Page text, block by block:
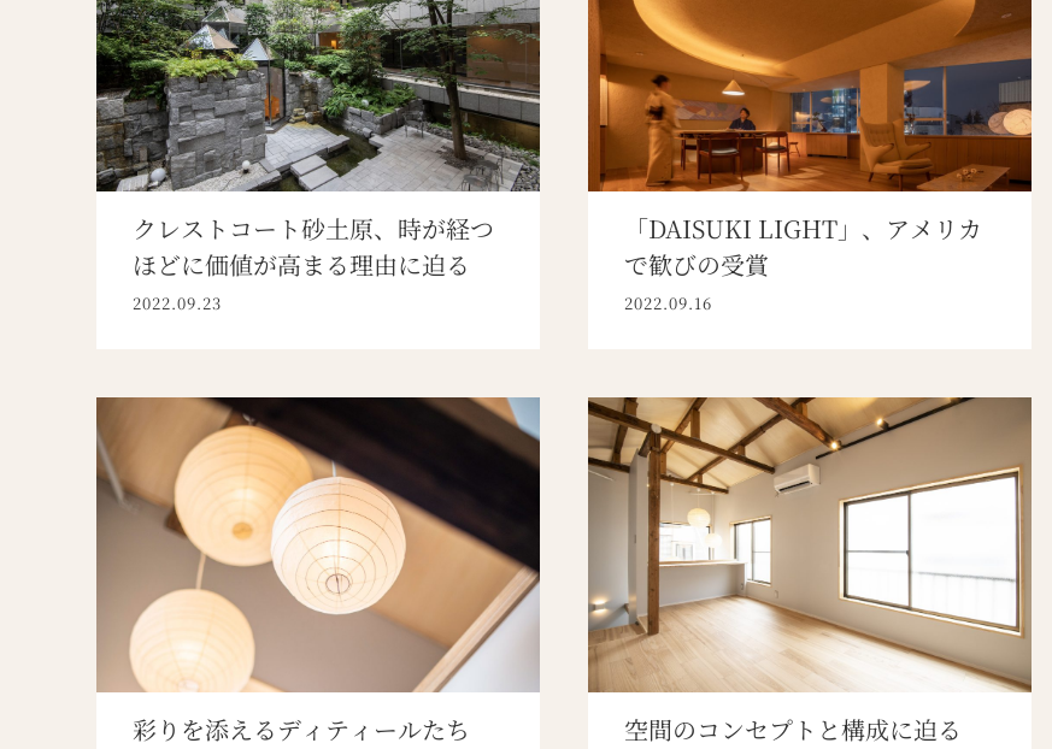
クレストコート砂土原、時が経つ
ほどに価値が高まる理由に迫る
2022.09.23
「DAISUKI LIGHT」、アメリカ
で歓びの受賞
2022.09.16
彩りを添えるディティールたち 空間のコンセプトと構成に迫る